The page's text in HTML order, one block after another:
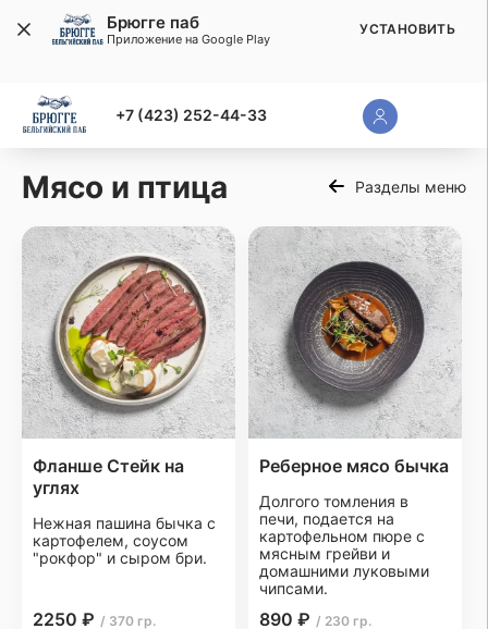
+7 (423) 252-44-33
Мясо и птица Разделы меню
Фланше Стейк на
углях
Нежная пашина бычка с
картофелем, соусом
"рокфор" и сыром бри.
2250 ₽ / 370 гр.
Реберное мясо бычка
Долгого томления в
печи, подается на
картофельном пюре с
мясным грейви и
домашними луковыми
чипсами.
890 ₽ / 230 гр.
Брюгге паб
Приложение на Google Play
УСТАНОВИТЬ